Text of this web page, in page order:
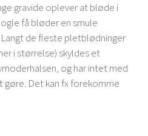
gravide oplever at bløde i
få bløder en smule
de fleste pletblødninger
i størrelse) skyldes et
og har intet med
Det kan fx forekomme